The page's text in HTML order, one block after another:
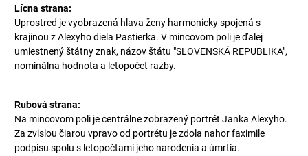
Lícna strana:
Uprostred je vyobrazená hlava ženy harmonicky spojená s
krajinou z Alexyho diela Pastierka. V mincovom poli je ďalej
umiestnený štátny znak, názov štátu "SLOVENSKÁ REPUBLIKA",
nominálna hodnota a letopočet razby.
Rubová strana:
Na mincovom poli je centrálne zobrazený portrét Janka Alexyho.
Za zvislou čiarou vpravo od portrétu je zdola nahor faximile
podpisu spolu s letopočtami jeho narodenia a úmrtia.